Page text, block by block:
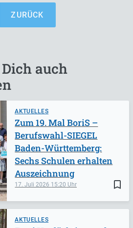
ZURÜCK
auch
AKTUELLES
bookmark_border
17. Juli 2026 15:20
Zum 19. Mal BoriS –
Berufswahl-SIEGEL
Baden-Württemberg:
Sechs Schulen erhalten
Auszeichnung
AKTUELLES